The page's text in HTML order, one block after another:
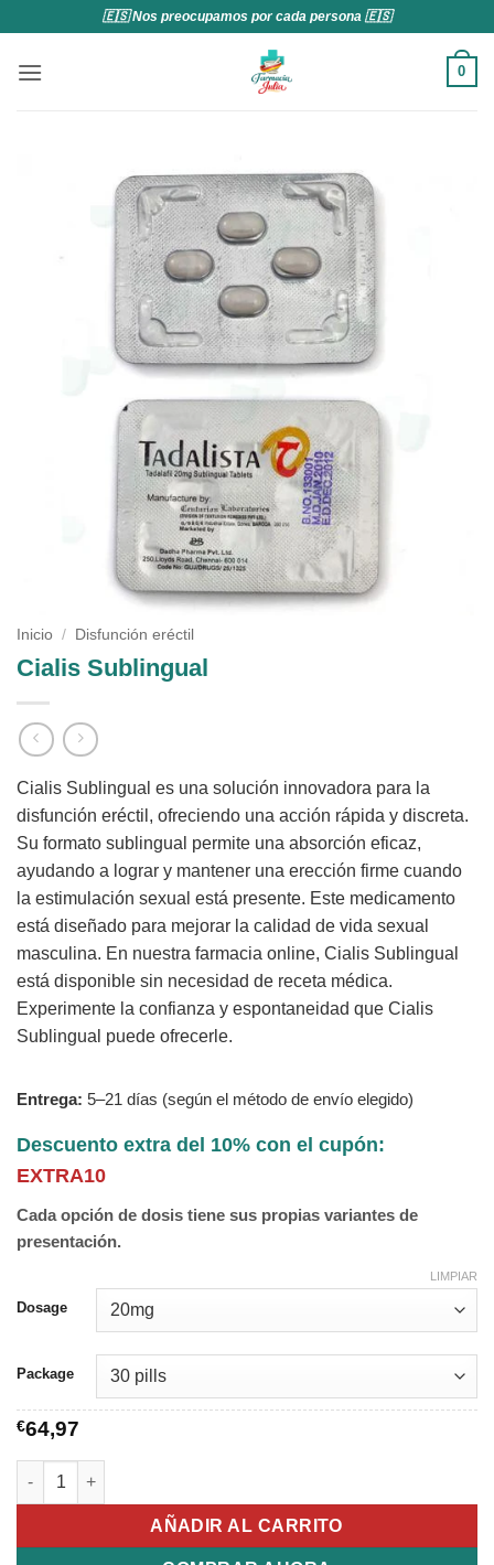
contenido
🇪🇸 Nos preocupamos por cada persona 🇪🇸
0
Inicio / Disfunción eréctil
Cialis Sublingual
Cialis Sublingual es una solución innovadora para la
disfunción eréctil, ofreciendo una acción rápida y discreta.
Su formato sublingual permite una absorción eficaz,
ayudando a lograr y mantener una erección firme cuando
la estimulación sexual está presente. Este medicamento
está diseñado para mejorar la calidad de vida sexual
masculina. En nuestra farmacia online, Cialis Sublingual
está disponible sin necesidad de receta médica.
Experimente la confianza y espontaneidad que Cialis
Sublingual puede ofrecerle.
Entrega: 5–21 días (según el método de envío elegido)
Descuento extra del 10% con el cupón:
EXTRA10
Cada opción de dosis tiene sus propias variantes de
presentación.
Dosage
Package
LIMPIAR
€64,97
Cialis Sublingual cantidad
AÑADIR AL CARRITO